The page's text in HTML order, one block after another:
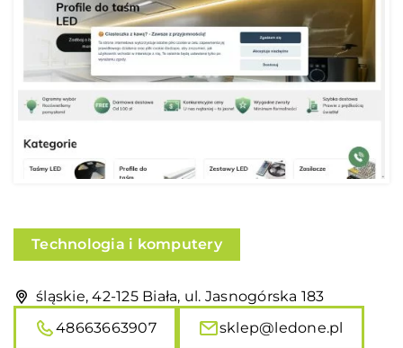
Technologia i komputery
śląskie, 42-125 Biała, ul. Jasnogórska 183
48663663907
sklep@ledone.pl